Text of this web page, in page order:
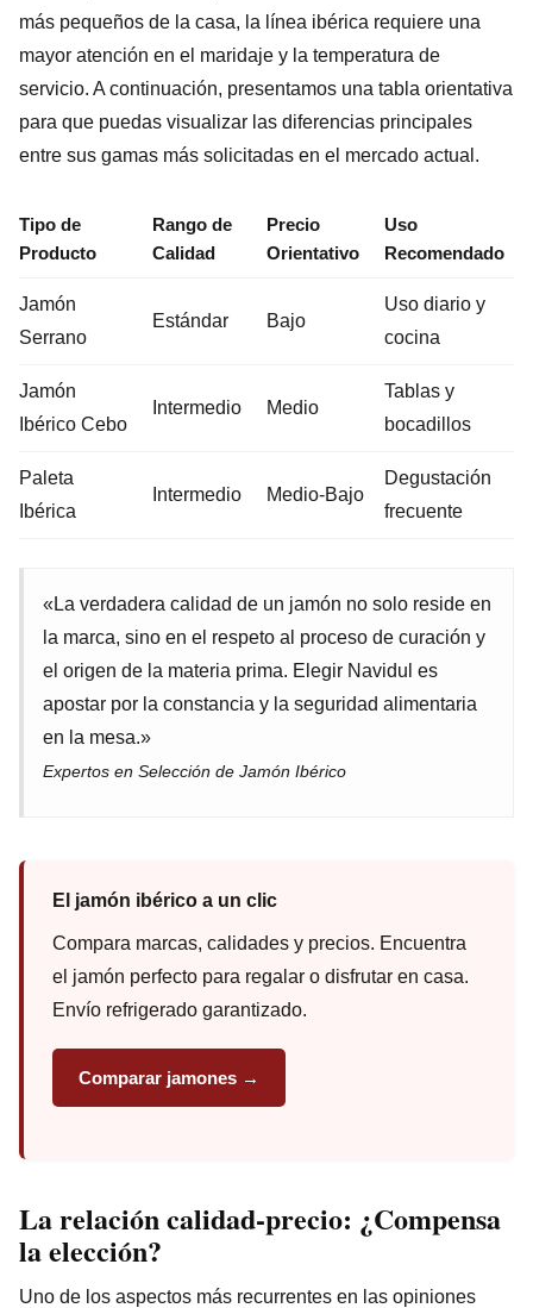
más pequeños de la casa, la línea ibérica requiere una
mayor atención en el maridaje y la temperatura de
servicio. A continuación, presentamos una tabla orientativa
para que puedas visualizar las diferencias principales
entre sus gamas más solicitadas en el mercado actual.
Tipo de
Producto
Rango de
Calidad
Precio
Orientativo
Uso
Recomendado
Jamón
Serrano
Estándar Bajo
Uso diario y
cocina
Jamón
Ibérico Cebo
Intermedio Medio
Tablas y
bocadillos
Paleta
Ibérica
Intermedio Medio-Bajo
Degustación
frecuente
«La verdadera calidad de un jamón no solo reside en
la marca, sino en el respeto al proceso de curación y
el origen de la materia prima. Elegir Navidul es
apostar por la constancia y la seguridad alimentaria
en la mesa.»
Expertos en Selección de Jamón Ibérico
El jamón ibérico a un clic
Compara marcas, calidades y precios. Encuentra
el jamón perfecto para regalar o disfrutar en casa.
Envío refrigerado garantizado.
Comparar jamones →
La relación calidad-precio: ¿Compensa
la elección?
Uno de los aspectos más recurrentes en las opiniones